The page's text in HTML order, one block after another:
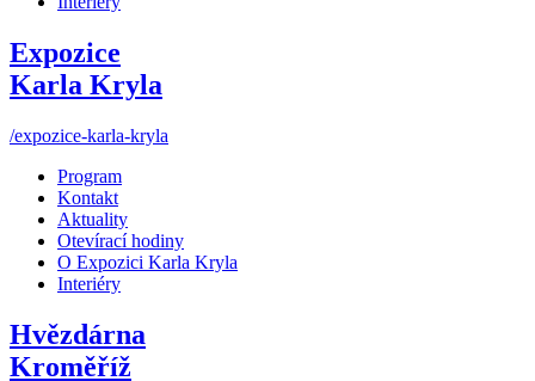
Expozice
Karla Kryla
/expozice-karla-kryla
Program
Kontakt
Aktuality
Otevírací hodiny
O Expozici Karla Kryla
Interiéry
Hvězdárna
Kroměříž